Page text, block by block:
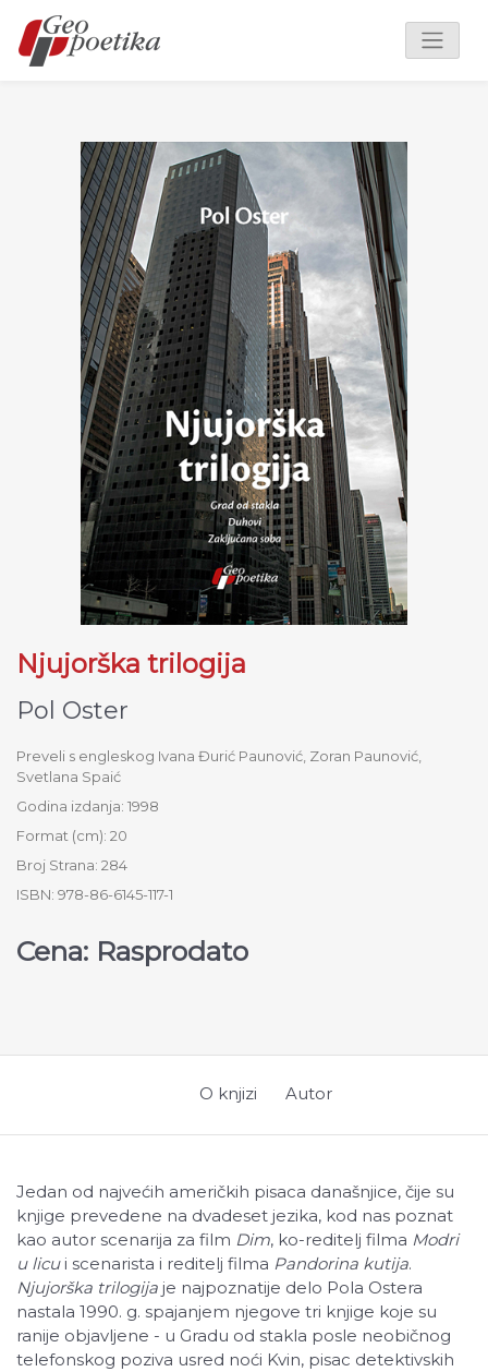
Njujorška trilogija
Pol Oster
Preveli s engleskog Ivana Đurić Paunović, Zoran Paunović,
Svetlana Spaić
Godina izdanja: 1998
Format (cm): 20
Broj Strana: 284
ISBN: 978-86-6145-117-1
Cena: Rasprodato
O knjizi Autor
Jedan od najvećih američkih pisaca današnjice, čije su
knjige prevedene na dvadeset jezika, kod nas poznat
kao autor scenarija za film Dim, ko-reditelj filma Modri
u licui scenarista i reditelj filma Pandorina kutija.
Njujorška trilogija je najpoznatije delo Pola Ostera
nastala 1990. g. spajanjem njegove tri knjige koje su
ranije objavljene - u Gradu od stakla posle neobičnog
telefonskog poziva usred noći Kvin, pisac detektivskih